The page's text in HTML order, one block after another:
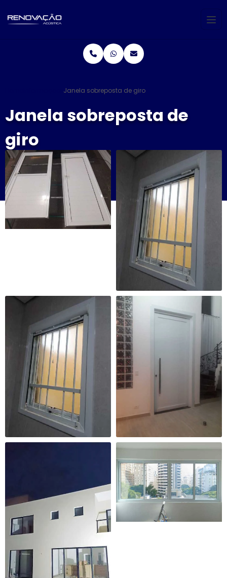
Janela sobreposta de giro
Janela sobreposta de
giro